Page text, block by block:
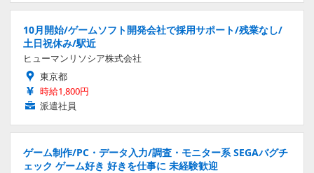
10月開始/ゲームソフト開発会社で採用サポート/残業なし/
土日祝休み/駅近
ヒューマンリソシア株式会社
東京都
時給1,800円
派遣社員
ゲーム制作/PC・データ入力/調査・モニター系 SEGAバグチ
ェック ゲーム好き 好きを仕事に 未経験歓迎